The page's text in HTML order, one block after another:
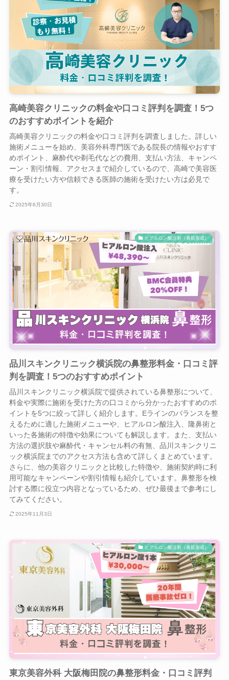
高崎美容クリニックの料金や口コミ評判を調査！5つ
のおすすめポイントを紹介
高崎美容クリニックの料金や口コミ評判を調査しました。詳しい
施術メニューを始め、美容外科専門医である院長の情報やおすす
めポイント、麻酔代や剃毛代などの費用、支払い方法、キャンペ
ーン・割引情報、アクセスまで紹介しているので、高崎で美容医
療を受けたい方や信頼できる医師の施術を受けたい方は必見で
す。
2025年6月30日
ヒアルロン酸注射（鼻筋形成）
品川スキンクリニック横浜院の鼻整形料金・口コミ評
判を調査！5つのおすすめポイント
品川スキンクリニック横浜院で提供されている鼻整形について、
料金や実際に施術を受けた方の口コミから分かったおすすめのポ
イントを5つに絞って詳しく紹介します。Eラインのバランスを整
えるために適した施術メニューや、ヒアルロン酸注入、隆鼻術と
いった各施術の特徴や効果についても解説します。また、支払い
方法の選択肢や麻酔代・キャンセル料の有無、品川スキンクリニ
ック横浜院までのアクセス方法も含めて詳しくまとめています。
さらに、他の美容クリニックと比較した特徴や、施術契約時に利
用可能なキャンペーンや割引情報も紹介しています。鼻整形を検
討する際に役立つ内容となっているため、ぜひ最後まで参考にし
てみてください。
2025年11月3日
ヒアルロン酸注射（鼻筋形成）
東京美容外科 大阪梅田院の鼻整形料金・口コミ評判